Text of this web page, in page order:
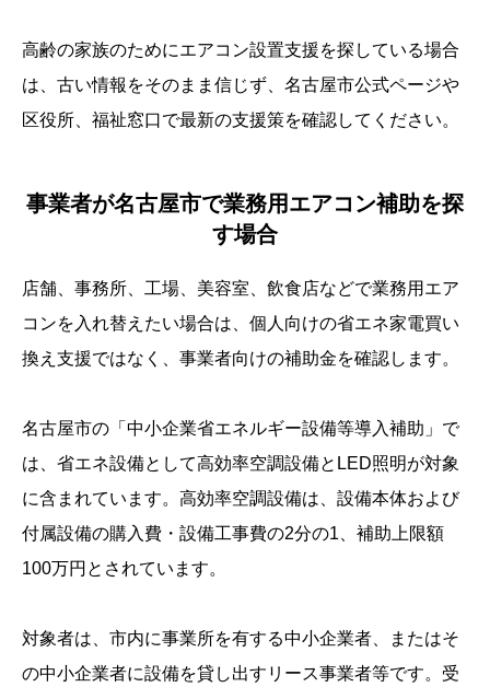
高齢の家族のためにエアコン設置支援を探している場合
は、古い情報をそのまま信じず、名古屋市公式ページや
区役所、福祉窓口で最新の支援策を確認してください。
事業者が名古屋市で業務用エアコン補助を探
す場合
店舗、事務所、工場、美容室、飲食店などで業務用エア
コンを入れ替えたい場合は、個人向けの省エネ家電買い
換え支援ではなく、事業者向けの補助金を確認します。
名古屋市の「中小企業省エネルギー設備等導入補助」で
は、省エネ設備として高効率空調設備とLED照明が対象
に含まれています。高効率空調設備は、設備本体および
付属設備の購入費・設備工事費の2分の1、補助上限額
100万円とされています。
対象者は、市内に事業所を有する中小企業者、またはそ
の中小企業者に設備を貸し出すリース事業者等です。受